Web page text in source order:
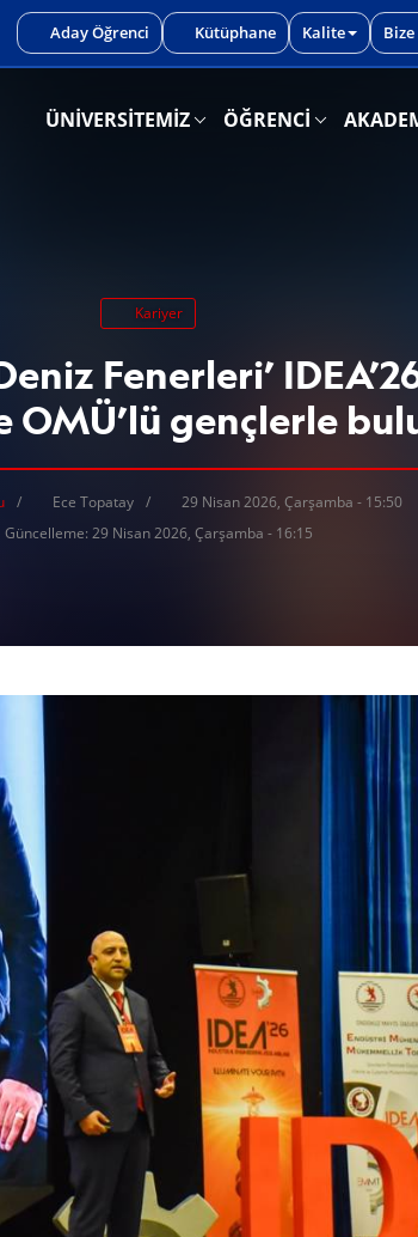
ÜNİVERSİTEMİZ ÖĞRENCİ
Aday Öğrenci Kütüphane Kalite Bize
Kariyer
Fenerleri’
OMÜ’lü gençlerle
Ece Topatay
29 Nisan 2026, Çarşamba - 15:50
Güncelleme: 29 Nisan 2026, Çarşamba - 16:15